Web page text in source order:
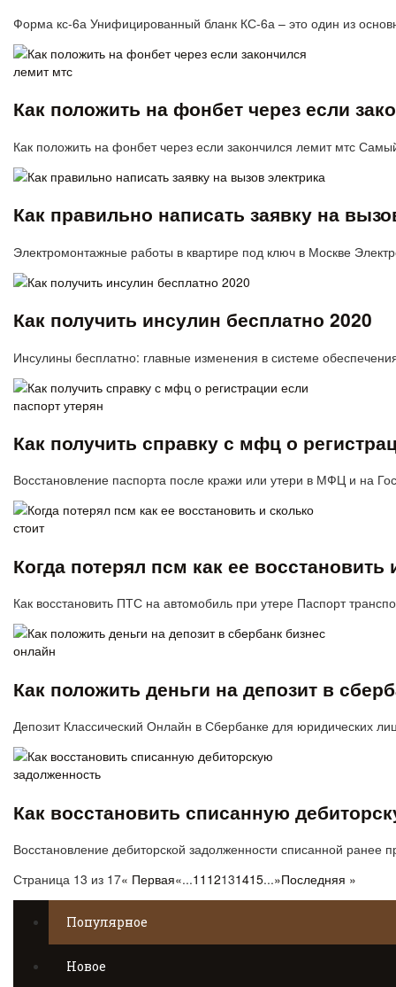
Форма кс-6а Унифицированный бланк КС-6а – это один из
Как положить на фонбет через если
Как положить на фонбет через если закончился лемит мтс
Как правильно написать заявку на
Электромонтажные работы в квартире под ключ в Москве
Как получить инсулин бесплатно 2020
Инсулины бесплатно: главные изменения в системе
Как получить справку с мфц о
Восстановление паспорта после кражи или утери в МФЦ и на
Когда потерял псм как ее восстановить
Как восстановить ПТС на автомобиль при утере Паспорт
Как положить деньги на депозит в
Депозит Классический Онлайн в Сбербанке для юридических
Как восстановить списанную
Восстановление дебиторской задолженности списанной
Страница 13 из 17« Первая«...11 12131415...»Последняя »
Популярное
Новое